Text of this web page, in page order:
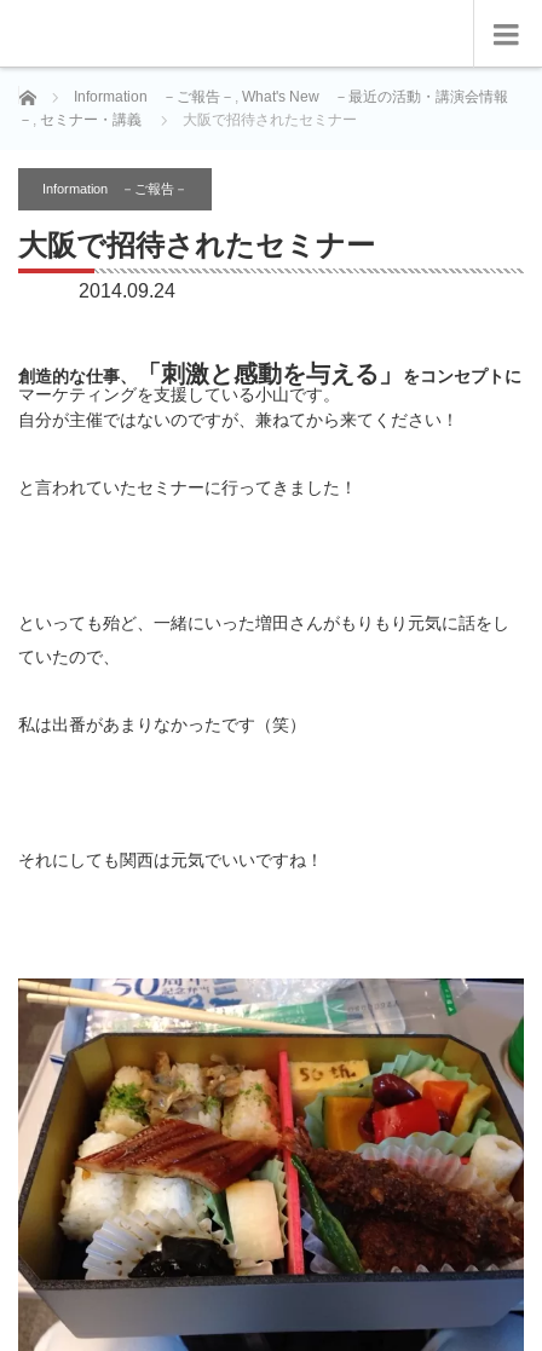
ホーム Information －ご報告－ , What's New －最近の活動・講演会情報
－ , セミナー・講義 大阪で招待されたセミナー
Information －ご報告－
大阪で招待されたセミナー
2014.09.24
創造的な仕事、 「刺激と感動を与える」
をコンセプトに
マーケティングを支援している小山です。
自分が主催ではないのですが、兼ねてから来てください！
と言われていたセミナーに行ってきました！
といっても殆ど、一緒にいった増田さんがもりもり元気に話をし
ていたので、
私は出番があまりなかったです（笑）
それにしても関西は元気でいいですね！